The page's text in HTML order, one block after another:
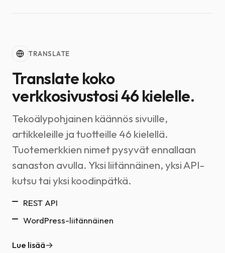
TRANSLATE
Translate koko
verkkosivustosi 46 kielelle.
Tekoälypohjainen käännös sivuille,
artikkeleille ja tuotteille 46 kielellä.
Tuotemerkkien nimet pysyvät ennallaan
sanaston avulla. Yksi liitännäinen, yksi API-
kutsu tai yksi koodinpätkä.
REST API
WordPress-liitännäinen
Lue lisää